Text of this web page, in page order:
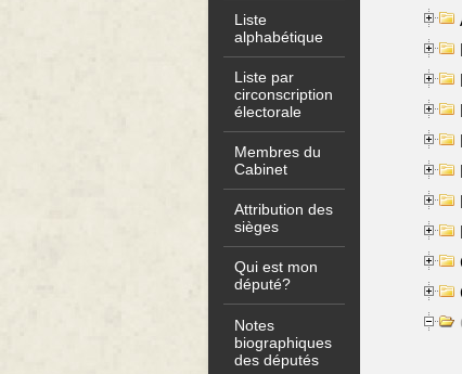
Liste
alphabétique
Liste par
circonscription
électorale
Membres du
Cabinet
Attribution des
sièges
Qui est mon
député?
Notes
biographiques
des députés